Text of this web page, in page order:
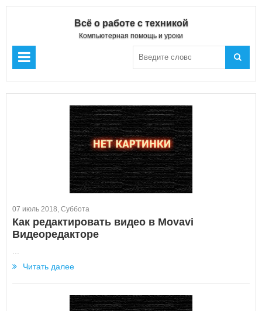
Всё о работе с техникой
Компьютерная помощь и уроки
07 июль 2018, Суббота
Как редактировать видео в Movavi
Видеоредакторе
Читать далее